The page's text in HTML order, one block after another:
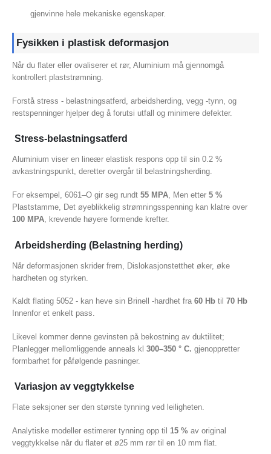
gjenvinne hele mekaniske egenskaper.
Fysikken i plastisk deformasjon
Når du flater eller ovaliserer et rør, Aluminium må gjennomgå
kontrollert plaststrømning.
Forstå stress - belastningsatferd, arbeidsherding, vegg -tynn, og
restspenninger hjelper deg å forutsi utfall og minimere defekter.
Stress-belastningsatferd
Aluminium viser en lineær elastisk respons opp til sin 0.2 %
avkastningspunkt, deretter overgår til belastningsherding.
For eksempel, 6061–O gir seg rundt 55 MPA , Men etter 5 %
Plaststamme, Det øyeblikkelig strømningsspenning kan klatre over
100 MPA , krevende høyere formende krefter.
Arbeidsherding (Belastning herding)
Når deformasjonen skrider frem, Dislokasjonstetthet øker, øke
hardheten og styrken.
Kaldt flating 5052 - kan heve sin Brinell -hardhet fra 60 Hb til 70 Hb
Innenfor et enkelt pass.
Likevel kommer denne gevinsten på bekostning av duktilitet;
Planlegger mellomliggende anneals kl 300–350 ° C. gjenoppretter
formbarhet for påfølgende pasninger.
Variasjon av veggtykkelse
Flate seksjoner ser den største tynning ved leiligheten.
Analytiske modeller estimerer tynning opp til 15 % av original
veggtykkelse når du flater et ø25 mm rør til en 10 mm flat.